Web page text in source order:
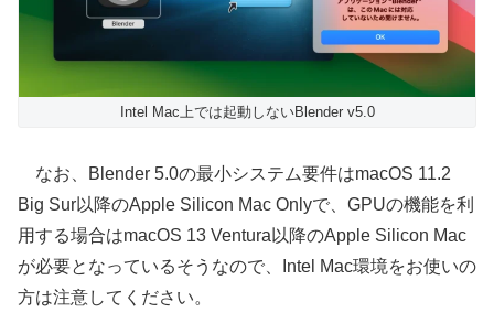
Intel Mac上では起動しないBlender v5.0
なお、Blender 5.0の最小システム要件はmacOS 11.2
Big Sur以降のApple Silicon Mac Onlyで、GPUの機能を利
用する場合はmacOS 13 Ventura以降のApple Silicon Mac
が必要となっているそうなので、Intel Mac環境をお使いの
方は注意してください。